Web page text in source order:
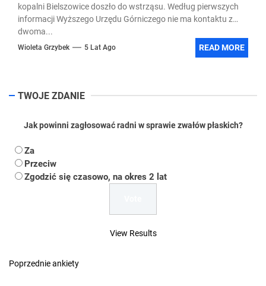
kopalni Bielszowice doszło do wstrząsu. Według pierwszych
informacji Wyższego Urzędu Górniczego nie ma kontaktu z
dwoma...
Wioleta Grzybek 5 Lat Ago READ MORE
TWOJE ZDANIE
Jak powinni zagłosować radni w sprawie zwałów płaskich?
Za
Przeciw
Zgodzić się czasowo, na okres 2 lat
View Results
Poprzednie ankiety